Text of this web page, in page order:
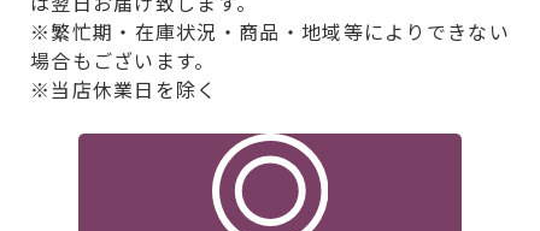
※繁忙期・在庫状況・商品・地域等によりできない
場合もございます。
※当店休業日を除く